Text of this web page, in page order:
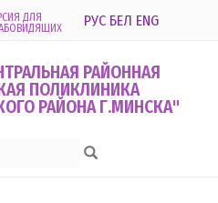
ДЛЯ
РУС БЕЛ ENG
РАЙОННАЯ
ПОЛИКЛИНИКА
РАЙОНА Г.МИНСКА"